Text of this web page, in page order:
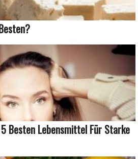
Besten Lebensmittel Für Starke